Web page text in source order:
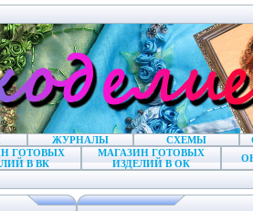
ЖУРНАЛЫ СХЕМЫ
ГОТОВЫХ
В ВК
МАГАЗИН ГОТОВЫХ
ИЗДЕЛИЙ В ОК